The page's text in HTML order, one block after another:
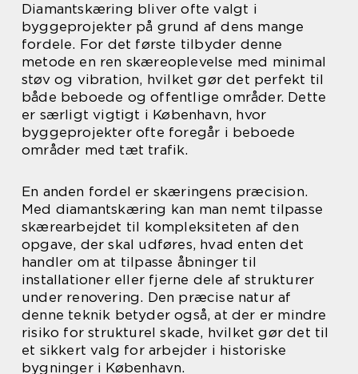
Diamantskæring bliver ofte valgt i
byggeprojekter på grund af dens mange
fordele. For det første tilbyder denne
metode en ren skæreoplevelse med minimal
støv og vibration, hvilket gør det perfekt til
både beboede og offentlige områder. Dette
er særligt vigtigt i København, hvor
byggeprojekter ofte foregår i beboede
områder med tæt trafik.
En anden fordel er skæringens præcision.
Med diamantskæring kan man nemt tilpasse
skærearbejdet til kompleksiteten af den
opgave, der skal udføres, hvad enten det
handler om at tilpasse åbninger til
installationer eller fjerne dele af strukturer
under renovering. Den præcise natur af
denne teknik betyder også, at der er mindre
risiko for strukturel skade, hvilket gør det til
et sikkert valg for arbejder i historiske
bygninger i København.